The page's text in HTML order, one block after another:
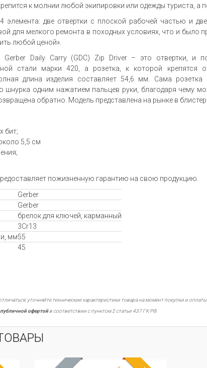
к молнии любой экипировки или одежды туриста, а
элемента: две отвертки с плоской рабочей частью и
для мелкого ремонта в походных условиях, что и было
любой ценой».
Gerber Daily Carry (GDC) Zip Driver – это отвертки, и
стали марки 420, а розетка, к которой крепятся
длина изделия составляет 54,6 мм. Сама
шнурка одним нажатием пальцев руки, благодаря чему
обратно. Модель представлена на рынке в
бит;
5,5 см
пожизненную гарантию на свою продукцию.
Gerber
Gerber
брелок для ключей, карманный
3Cr13
мм55
45
уточняйте технические характеристики товара на момент покупки и
офертойв соответствии с пунктом 2 статьи 437 ГК РФ.